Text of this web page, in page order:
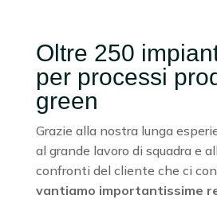
Oltre 250
per processi
green
Grazie alla nostra lunga
al grande lavoro di squadra e
confronti del cliente che ci
vantiamo importantissime